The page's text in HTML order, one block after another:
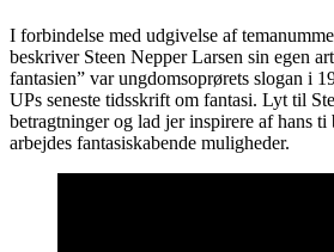
I forbindelse med udgivelse af
beskriver Steen Nepper Larsen sin egen
fantasien” var ungdomsoprørets slogan i
UPs seneste tidsskrift om fantasi. Lyt til
betragtninger og lad jer inspirere af hans
arbejdes fantasiskabende muligheder.